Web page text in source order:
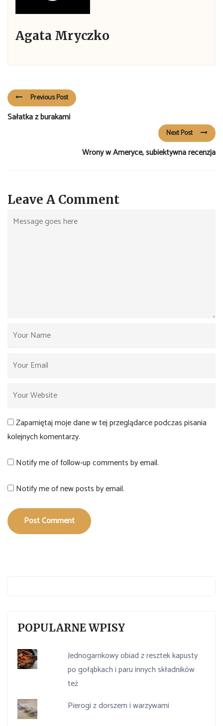
Agata Mryczko
Previous Post
Sałatka z burakami
Next Post
Wrony w Ameryce, subiektywna recenzja
Leave A Comment
Zapamiętaj moje dane w tej przeglądarce podczas pisania
kolejnych komentarzy.
Notify me of follow-up comments by email.
Notify me of new posts by email.
Post Comment
POPULARNE WPISY
Jednogarnkowy obiad z resztek kapusty
po gołąbkach i paru innych składników
też
Pierogi z dorszem i warzywami